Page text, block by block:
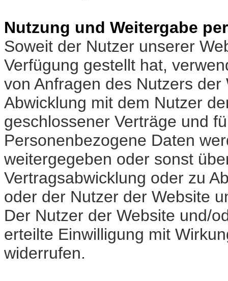
Nutzung und Weitergabe
Soweit der Nutzer unserer
Verfügung gestellt hat,
von Anfragen des Nutzers
Abwicklung mit dem Nutzer
geschlossener Verträge und
Personenbezogene Daten
weitergegeben oder sonst
Vertragsabwicklung oder zu
oder der Nutzer der Website
Der Nutzer der Website und/
erteilte Einwilligung mit
widerrufen.